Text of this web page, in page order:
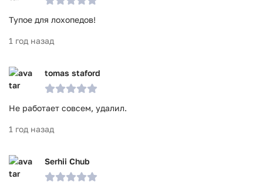
Тупое для лохопедов!
1 год назад
tomas staford
Не работает совсем, удалил.
1 год назад
Serhii Chub